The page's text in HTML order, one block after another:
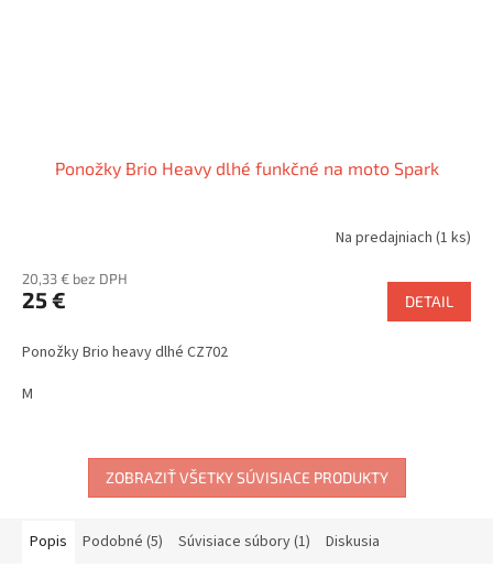
Ponožky Brio Heavy dlhé funkčné na moto Spark
Na predajniach (1 ks)
20,33 € bez DPH
25 € DETAIL
Ponožky Brio heavy dlhé CZ702
M
ZOBRAZIŤ VŠETKY SÚVISIACE PRODUKTY
Popis Podobné (5) Súvisiace súbory (1) Diskusia